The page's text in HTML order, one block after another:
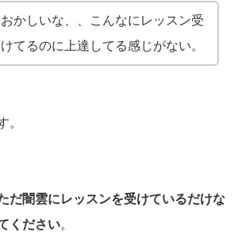
おかしいな、、こんなにレッスン受
けてるのに上達してる感じがない。
。
だ闇雲にレッスンを受けているだけな
ください。